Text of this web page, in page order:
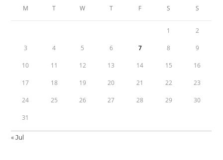
M T W T F S S
1 2
3 4 5 6 7 8 9
10 11 12 13 14 15 16
17 18 19 20 21 22 23
24 25 26 27 28 29 30
31
« Jul